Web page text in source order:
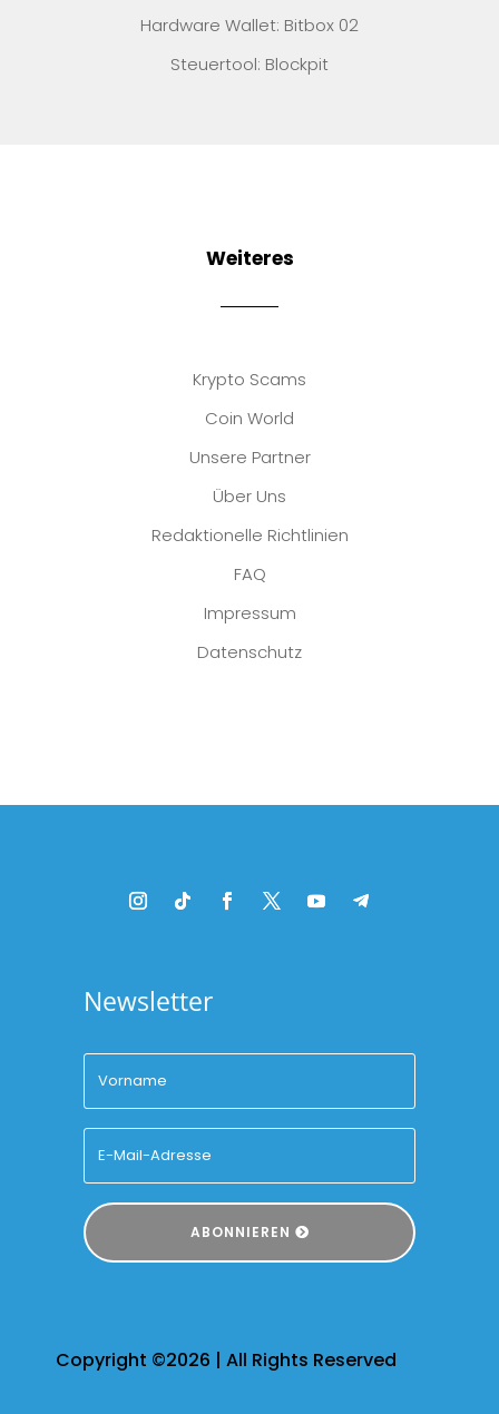
Hardware Wallet: Bitbox 02
Steuertool: Blockpit
Weiteres
Krypto Scams
Coin World
Unsere Partner
Über Uns
Redaktionelle Richtlinien
FAQ
Impressum
Datenschutz
Newsletter
ABONNIEREN
Copyright ©2026 | All Rights Reserved